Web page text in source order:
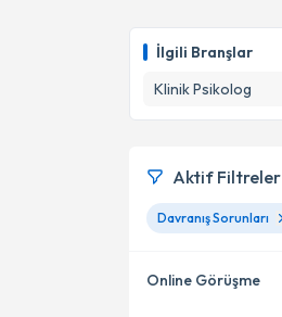
İlgili Branşlar
Klinik Psikolog
Aktif Filtreler
Davranış Sorunları
Online Görüşme